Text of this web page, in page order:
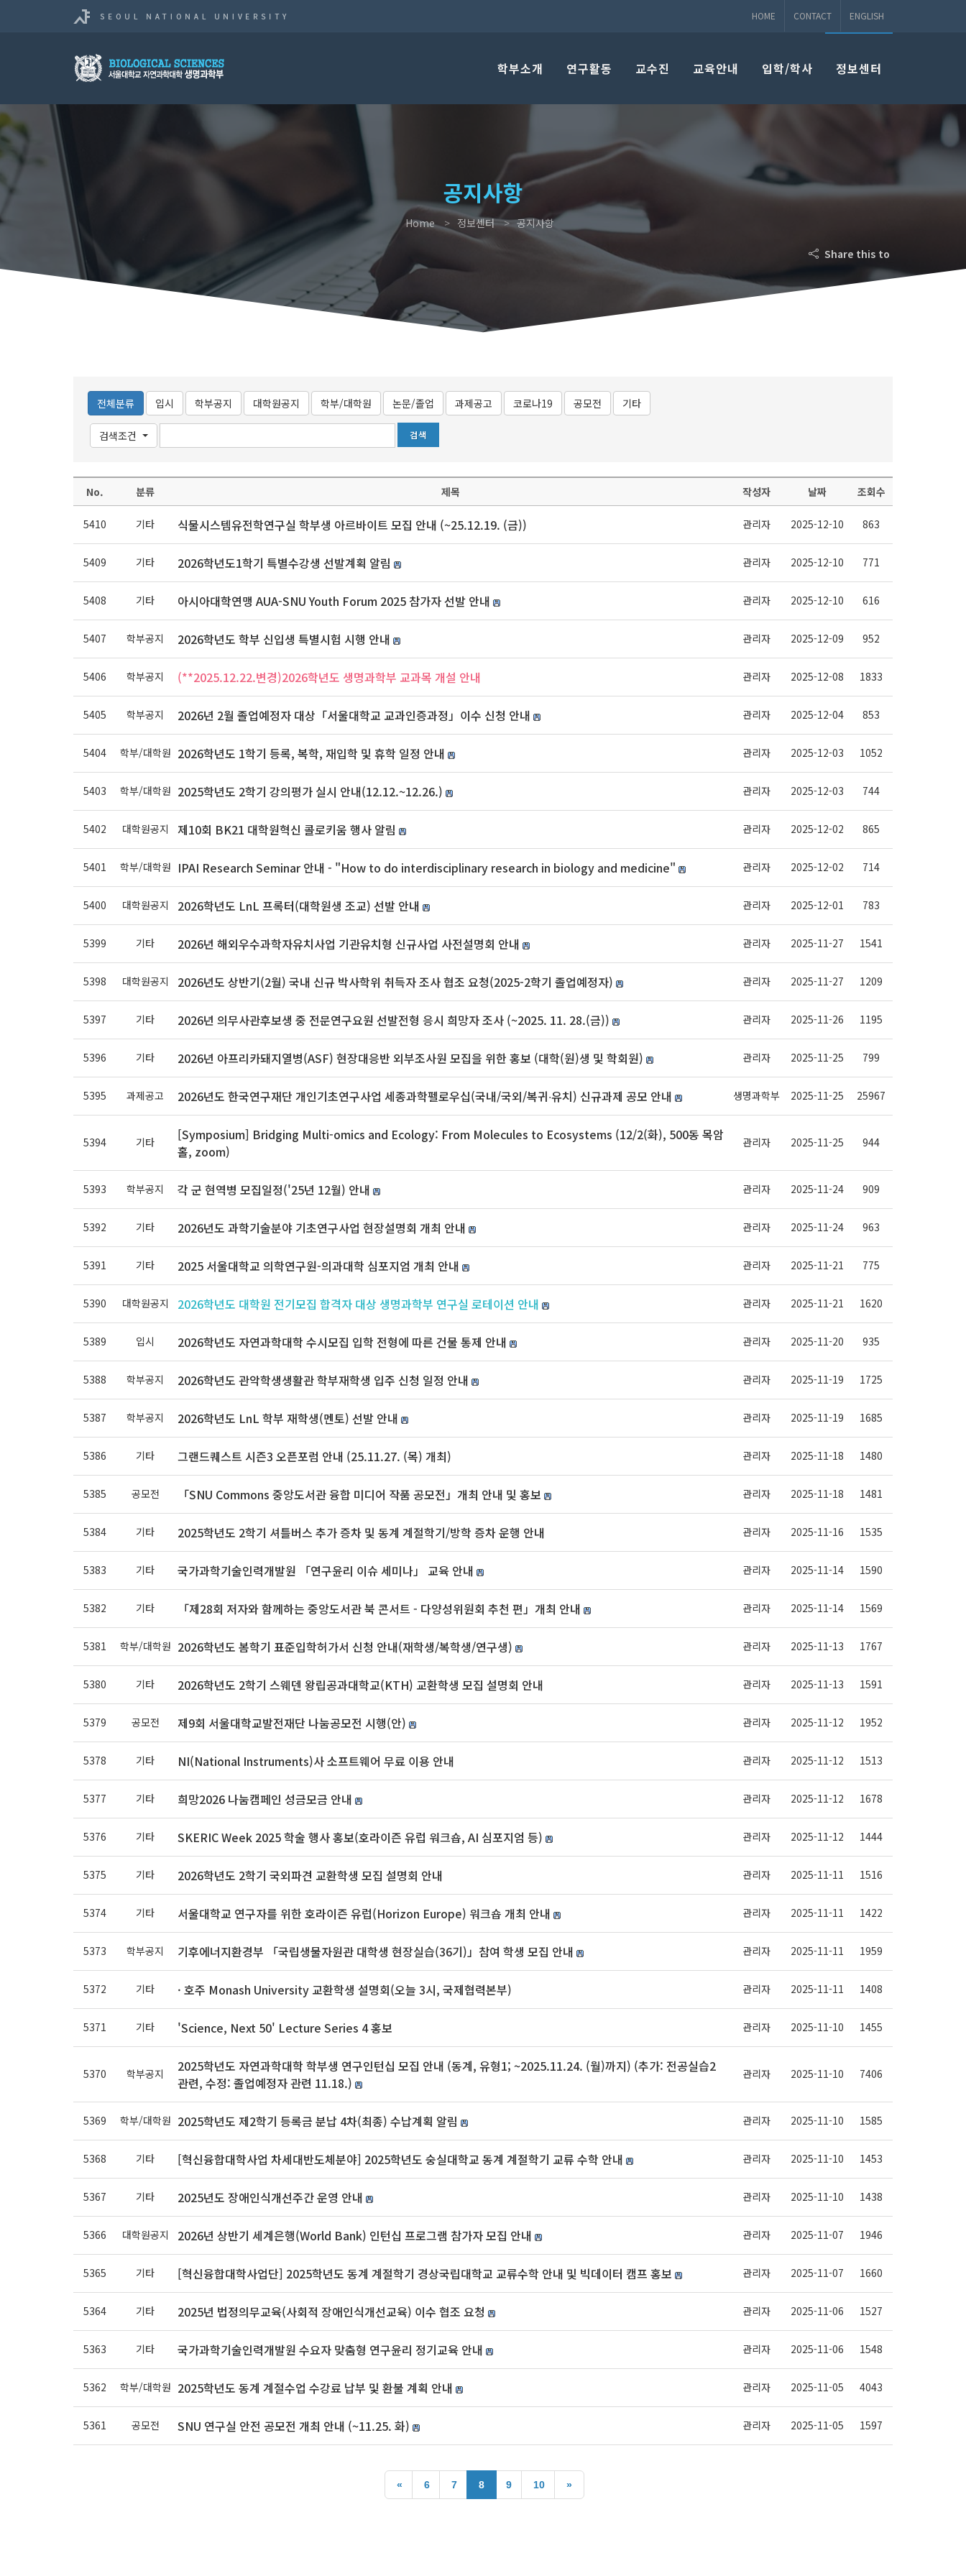
HOME CONTACT ENGLISH
학부소개 연구활동 교수진 교육안내 입학/학사 정보센터
공지사항
Home 정보센터 공지사항
Share this to
전체분류 입시 학부공지 대학원공지 학부/대학원 논문/졸업 과제공고 코로나19 공모전 기타
검색조건
No. 분류 제목 작성자 날짜 조회수
5410 기타 식물시스템유전학연구실 학부생 아르바이트 모집 안내 (~25.12.19. (금)) 관리자 2025-12-10 863
5409 기타 2026학년도1학기 특별수강생 선발계획 알림 관리자 2025-12-10 771
5408 기타 아시아대학연맹 AUA-SNU Youth Forum 2025 참가자 선발 안내 관리자 2025-12-10 616
5407 학부공지 2026학년도 학부 신입생 특별시험 시행 안내 관리자 2025-12-09 952
5406 학부공지 (**2025.12.22.변경)2026학년도 생명과학부 교과목 개설 안내 관리자 2025-12-08 1833
5405 학부공지 2026년 2월 졸업예정자 대상「서울대학교 교과인증과정」이수 신청 안내 관리자 2025-12-04 853
5404 학부/대학원 2026학년도 1학기 등록, 복학, 재입학 및 휴학 일정 안내 관리자 2025-12-03 1052
5403 학부/대학원 2025학년도 2학기 강의평가 실시 안내(12.12.~12.26.) 관리자 2025-12-03 744
5402 대학원공지 제10회 BK21 대학원혁신 콜로키움 행사 알림 관리자 2025-12-02 865
5401 학부/대학원 IPAI Research Seminar 안내 - "How to do interdisciplinary research in biology and medicine" 관리자 2025-12-02 714
5400 대학원공지 2026학년도 LnL 프록터(대학원생 조교) 선발 안내 관리자 2025-12-01 783
5399 기타 2026년 해외우수과학자유치사업 기관유치형 신규사업 사전설명회 안내 관리자 2025-11-27 1541
5398 대학원공지 2026년도 상반기(2월) 국내 신규 박사학위 취득자 조사 협조 요청(2025-2학기 졸업예정자) 관리자 2025-11-27 1209
5397 기타 2026년 의무사관후보생 중 전문연구요원 선발전형 응시 희망자 조사 (~2025. 11. 28.(금)) 관리자 2025-11-26 1195
5396 기타 2026년 아프리카돼지열병(ASF) 현장대응반 외부조사원 모집을 위한 홍보 (대학(원)생 및 학회원) 관리자 2025-11-25 799
5395 과제공고 2026년도 한국연구재단 개인기초연구사업 세종과학펠로우십(국내/국외/복귀∙유치) 신규과제 공모 안내 생명과학부 2025-11-25 25967
5394 기타
[Symposium] Bridging Multi-omics and Ecology: From Molecules to Ecosystems (12/2(화), 500동 목암
홀, zoom)
관리자 2025-11-25 944
5393 학부공지 각 군 현역병 모집일정('25년 12월) 안내 관리자 2025-11-24 909
5392 기타 2026년도 과학기술분야 기초연구사업 현장설명회 개최 안내 관리자 2025-11-24 963
5391 기타 2025 서울대학교 의학연구원-의과대학 심포지엄 개최 안내 관리자 2025-11-21 775
5390 대학원공지 2026학년도 대학원 전기모집 합격자 대상 생명과학부 연구실 로테이션 안내 관리자 2025-11-21 1620
5389 입시 2026학년도 자연과학대학 수시모집 입학 전형에 따른 건물 통제 안내 관리자 2025-11-20 935
5388 학부공지 2026학년도 관악학생생활관 학부재학생 입주 신청 일정 안내 관리자 2025-11-19 1725
5387 학부공지 2026학년도 LnL 학부 재학생(멘토) 선발 안내 관리자 2025-11-19 1685
5386 기타 그랜드퀘스트 시즌3 오픈포럼 안내 (25.11.27. (목) 개최) 관리자 2025-11-18 1480
5385 공모전 「SNU Commons 중앙도서관 융합 미디어 작품 공모전」개최 안내 및 홍보 관리자 2025-11-18 1481
5384 기타 2025학년도 2학기 셔틀버스 추가 증차 및 동계 계절학기/방학 증차 운행 안내 관리자 2025-11-16 1535
5383 기타 국가과학기술인력개발원 「연구윤리 이슈 세미나」 교육 안내 관리자 2025-11-14 1590
5382 기타 「제28회 저자와 함께하는 중앙도서관 북 콘서트 - 다양성위원회 추천 편」개최 안내 관리자 2025-11-14 1569
5381 학부/대학원 2026학년도 봄학기 표준입학허가서 신청 안내(재학생/복학생/연구생) 관리자 2025-11-13 1767
5380 기타 2026학년도 2학기 스웨덴 왕립공과대학교(KTH) 교환학생 모집 설명회 안내 관리자 2025-11-13 1591
5379 공모전 제9회 서울대학교발전재단 나눔공모전 시행(안) 관리자 2025-11-12 1952
5378 기타 NI(National Instruments)사 소프트웨어 무료 이용 안내 관리자 2025-11-12 1513
5377 기타 희망2026 나눔캠페인 성금모금 안내 관리자 2025-11-12 1678
5376 기타 SKERIC Week 2025 학술 행사 홍보(호라이즌 유럽 워크숍, AI 심포지엄 등) 관리자 2025-11-12 1444
5375 기타 2026학년도 2학기 국외파견 교환학생 모집 설명회 안내 관리자 2025-11-11 1516
5374 기타 서울대학교 연구자를 위한 호라이즌 유럽(Horizon Europe) 워크숍 개최 안내 관리자 2025-11-11 1422
5373 학부공지 기후에너지환경부 「국립생물자원관 대학생 현장실습(36기)」참여 학생 모집 안내 관리자 2025-11-11 1959
5372 기타 · 호주 Monash University 교환학생 설명회(오늘 3시, 국제협력본부) 관리자 2025-11-11 1408
5371 기타 'Science, Next 50' Lecture Series 4 홍보 관리자 2025-11-10 1455
5370 학부공지
2025학년도 자연과학대학 학부생 연구인턴십 모집 안내 (동계, 유형1; ~2025.11.24. (월)까지) (추가: 전공실습2
관련, 수정: 졸업예정자 관련 11.18.)
관리자 2025-11-10 7406
5369 학부/대학원 2025학년도 제2학기 등록금 분납 4차(최종) 수납계획 알림 관리자 2025-11-10 1585
5368 기타 [혁신융합대학사업 차세대반도체분야] 2025학년도 숭실대학교 동계 계절학기 교류 수학 안내 관리자 2025-11-10 1453
5367 기타 2025년도 장애인식개선주간 운영 안내 관리자 2025-11-10 1438
5366 대학원공지 2026년 상반기 세계은행(World Bank) 인턴십 프로그램 참가자 모집 안내 관리자 2025-11-07 1946
5365 기타 [혁신융합대학사업단] 2025학년도 동계 계절학기 경상국립대학교 교류수학 안내 및 빅데이터 캠프 홍보 관리자 2025-11-07 1660
5364 기타 2025년 법정의무교육(사회적 장애인식개선교육) 이수 협조 요청 관리자 2025-11-06 1527
5363 기타 국가과학기술인력개발원 수요자 맞춤형 연구윤리 정기교육 안내 관리자 2025-11-06 1548
5362 학부/대학원 2025학년도 동계 계절수업 수강료 납부 및 환불 계획 안내 관리자 2025-11-05 4043
5361 공모전 SNU 연구실 안전 공모전 개최 안내 (~11.25. 화) 관리자 2025-11-05 1597
« 6 7 8 9 10 »